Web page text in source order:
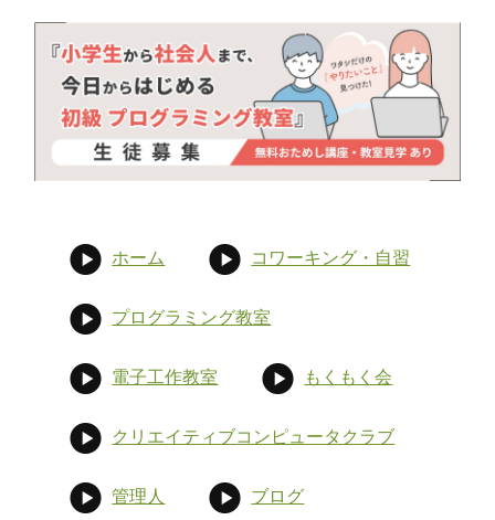
ホーム コワーキング・自習
プログラミング教室
電子工作教室 もくもく会
クリエイティブコンピュータクラブ
管理人 ブログ